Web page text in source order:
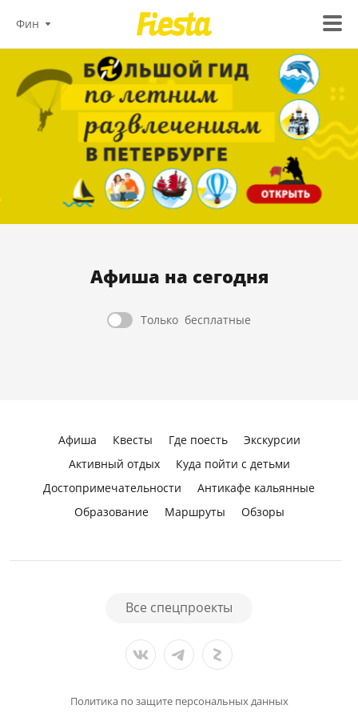
Фин
Афиша на cегодня
Только бесплатные
Афиша Квесты Где поесть
Экскурсии
Активный отдых
Куда пойти с детьми
Достопримечательности
Антикафе кальянные
Образование
Маршруты Обзоры
Все спецпроекты
Политика по защите персональных данных